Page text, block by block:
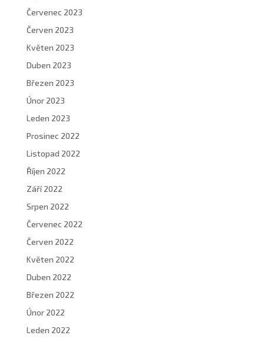
Červenec 2023
Červen 2023
Květen 2023
Duben 2023
Březen 2023
Únor 2023
Leden 2023
Prosinec 2022
Listopad 2022
Říjen 2022
Září 2022
Srpen 2022
Červenec 2022
Červen 2022
Květen 2022
Duben 2022
Březen 2022
Únor 2022
Leden 2022